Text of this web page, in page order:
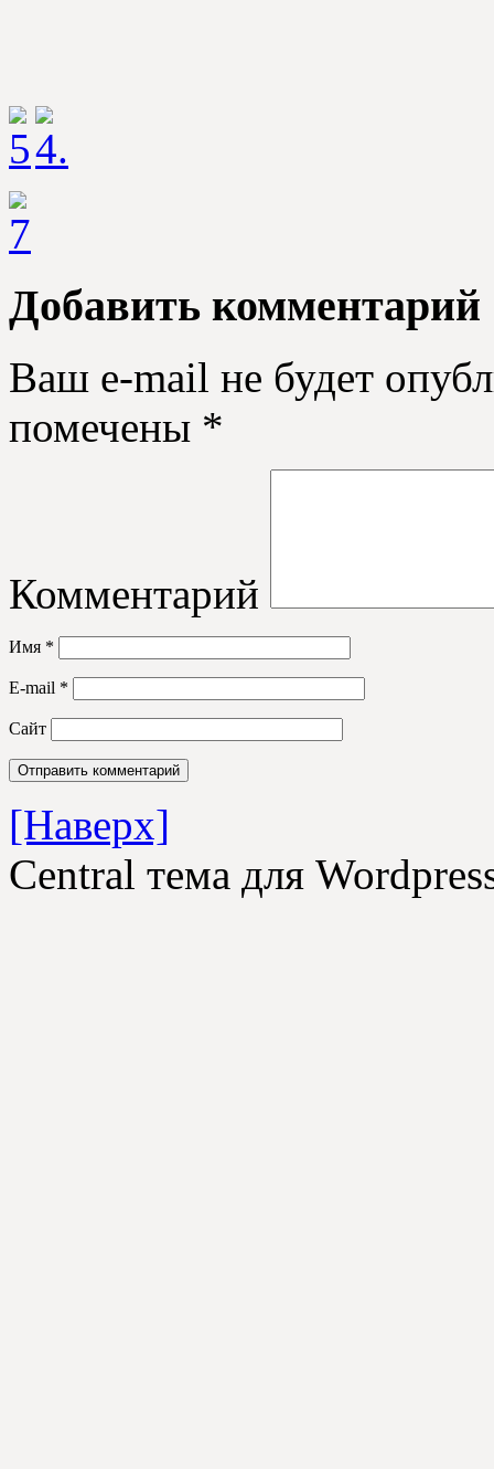
Добавить комментарий
Ваш e-mail не будет
помечены *
Комментарий
Имя *
E-mail *
Сайт
[Наверх]
Central тема для